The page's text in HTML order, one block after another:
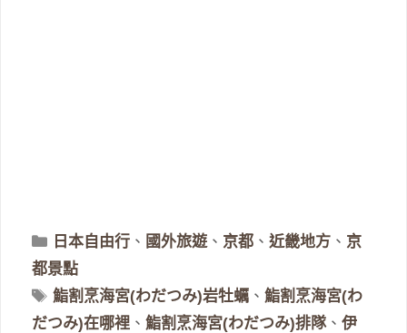
分
類
日本自由行 、 國外旅遊、 京都 、近畿地方 、 京
都景點
標
籤
鮨割烹海宮(わだつみ)岩牡蠣 、鮨割烹海宮(わ
だつみ)在哪裡 、 鮨割烹海宮(わだつみ)排隊、 伊